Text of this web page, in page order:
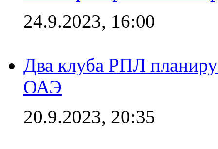
24.9.2023, 16:00
Два клуба РПЛ
ОАЭ
20.9.2023, 20:35